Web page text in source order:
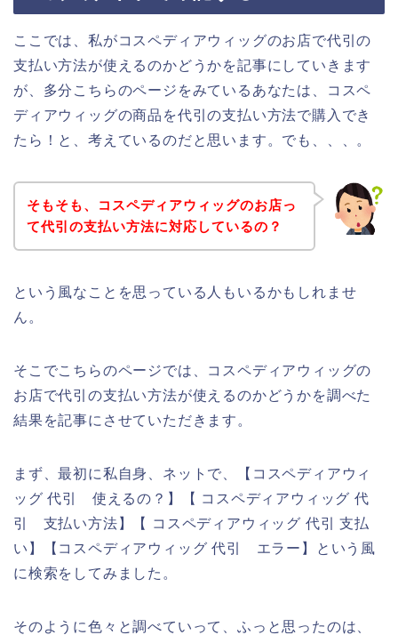
ここでは、私がコスペディアウィッグのお店で代引の
支払い方法が使えるのかどうかを記事にしていきます
が、多分こちらのページをみているあなたは、コスペ
ディアウィッグの商品を代引の支払い方法で購入でき
たら！と、考えているのだと思います。でも、、、。
そもそも、コスペディアウィッグのお店っ
て代引の支払い方法に対応しているの？
という風なことを思っている人もいるかもしれませ
ん。
そこでこちらのページでは、コスペディアウィッグの
お店で代引の支払い方法が使えるのかどうかを調べた
結果を記事にさせていただきます。
まず、最初に私自身、ネットで、【コスペディアウィ
ッグ 代引 使えるの？】【 コスペディアウィッグ 代
引 支払い方法】【 コスペディアウィッグ 代引 支払
い】【コスペディアウィッグ 代引 エラー】という風
に検索をしてみました。
そのように色々と調べていって、ふっと思ったのは、